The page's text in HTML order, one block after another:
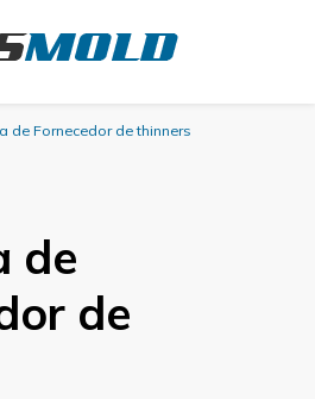
de Fornecedor de thinners
de
de